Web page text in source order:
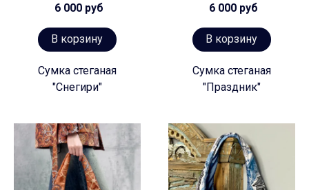
6 000 руб
В корзину
Сумка стеганая
"Снегири"
6 000 руб
В корзину
Сумка стеганая
"Праздник"